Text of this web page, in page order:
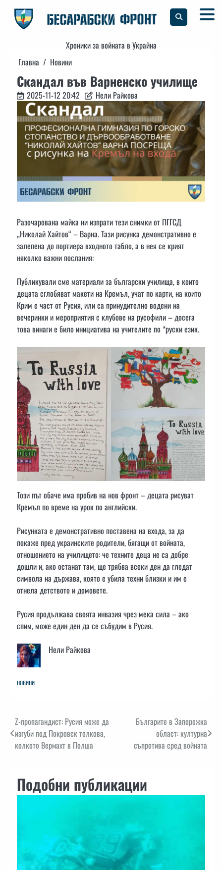
content
Хроники за войната в Украйна
Главна
Новини
Скандал във Варненско училище
2025-11-12 20:42 Нели Райкова
Разочарована майка ни изпрати тези снимки от ПГГСД
„Николай Хайтов“ – Варна. Тази рисунка демонстративно е
залепена до портиера входното табло, а в нея се крият
няколковажни послания:
Публикували сме материали за български училища, в които
децата сглобяват макети на Кремъл, учат по карти, на които
Крим е част от Русия, или са принудително водени на
вечеринки и мероприятия с клубове на русофили – досега
това винаги е било инициатива на учителите по *руски език.
Този път обаче има пробив на нов фронт – децата рисуват
Кремъл по време на урок по английски.
Рисунката е демонстративно поставена на входа, за да
покаже пред украинските родители, бягащи от войната,
отношението на училището: че техните деца не са добре
дошли и, ако останат там, ще трябва всеки ден да гледат
символа на държава, която е убила техни близки и им е
отнела детството и домовете.
Русия продължава своята инвазия чрез мека сила – ако
спим, може един ден да се събудим в Русия.
Нели Райкова
НОВИНИ
Навигация
Z-пропагандист: Русия може да
изгуби под Покровск толкова,
колкото Вермахт в Полша
Българите в Запорожка
област: културна
съпротива сред войната
Подобни публикации